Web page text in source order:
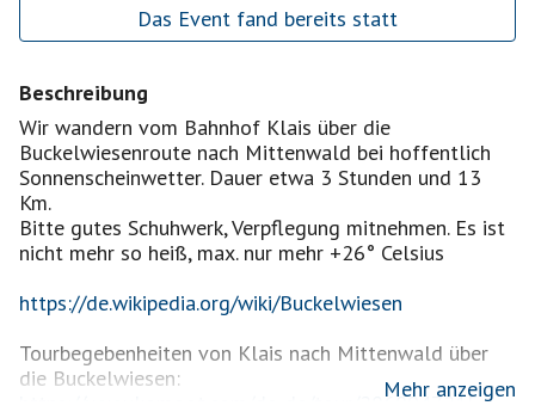
Das Event fand bereits statt
Beschreibung
Wir wandern vom Bahnhof Klais über die
Buckelwiesenroute nach Mittenwald bei hoffentlich
Sonnenscheinwetter. Dauer etwa 3 Stunden und 13
Km.
Bitte gutes Schuhwerk, Verpflegung mitnehmen. Es ist
nicht mehr so heiß, max. nur mehr +26° Celsius
https://de.wikipedia.org/wiki/Buckelwiesen
Tourbegebenheiten von Klais nach Mittenwald über
https://www.komoot.com/de-de/tour/2060947215
Mehr anzeigen